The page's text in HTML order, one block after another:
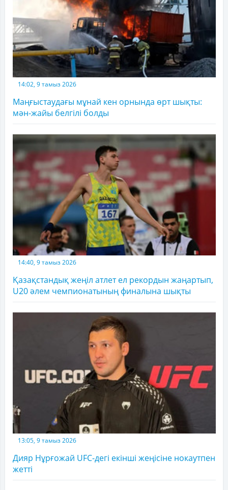
14:02, 9 тамыз 2026
Маңғыстаудағы мұнай кен орнында өрт шықты:
мән-жайы белгілі болды
14:40, 9 тамыз 2026
Қазақстандық жеңіл атлет ел рекордын жаңартып,
U20 әлем чемпионатының финалына шықты
13:05, 9 тамыз 2026
Дияр Нұрғожай UFC-дегі екінші жеңісіне нокаутпен
жетті